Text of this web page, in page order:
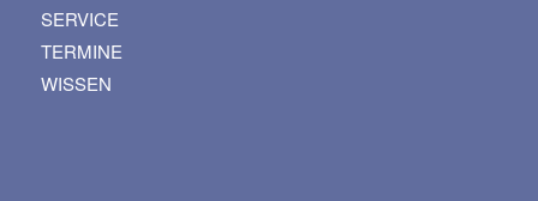
SERVICE
TERMINE
WISSEN